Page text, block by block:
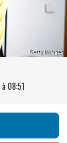
Getty Images
à 08:51